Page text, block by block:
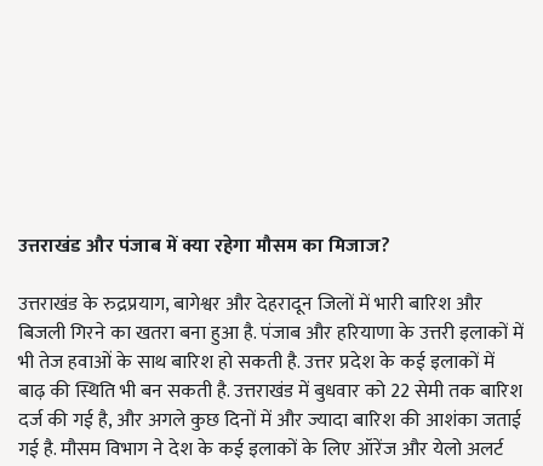
उत्तराखंड और पंजाब में क्या रहेगा मौसम का मिजाज?
उत्तराखंड के रुद्रप्रयाग, बागेश्वर और देहरादून जिलों में भारी बारिश और
बिजली गिरने का खतरा बना हुआ है. पंजाब और हरियाणा के उत्तरी इलाकों में
भी तेज हवाओं के साथ बारिश हो सकती है. उत्तर प्रदेश के कई इलाकों में
बाढ़ की स्थिति भी बन सकती है. उत्तराखंड में बुधवार को 22 सेमी तक बारिश
दर्ज की गई है, और अगले कुछ दिनों में और ज्यादा बारिश की आशंका जताई
गई है. मौसम विभाग ने देश के कई इलाकों के लिए ऑरेंज और येलो अलर्ट